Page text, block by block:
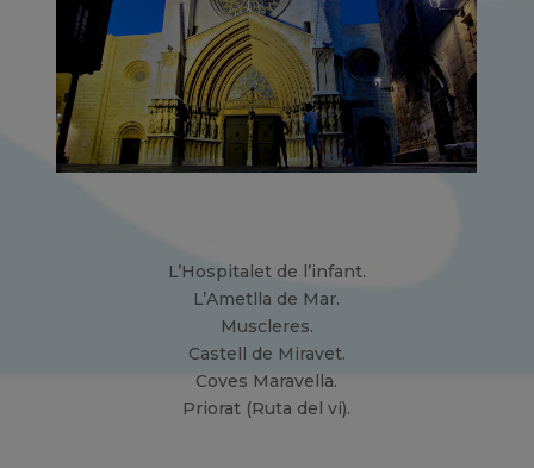
L’Hospitalet de l’infant.
L’Ametlla de Mar.
Muscleres.
Castell de Miravet.
Coves Maravella.
Priorat (Ruta del vi).